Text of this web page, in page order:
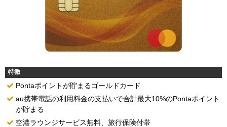
特徴
Pontaポイントが貯まるゴールドカード
au携帯電話の利用料金の支払いで合計最大10%のPontaポイント
が貯まる
空港ラウンジサービス無料、旅行保険付帯